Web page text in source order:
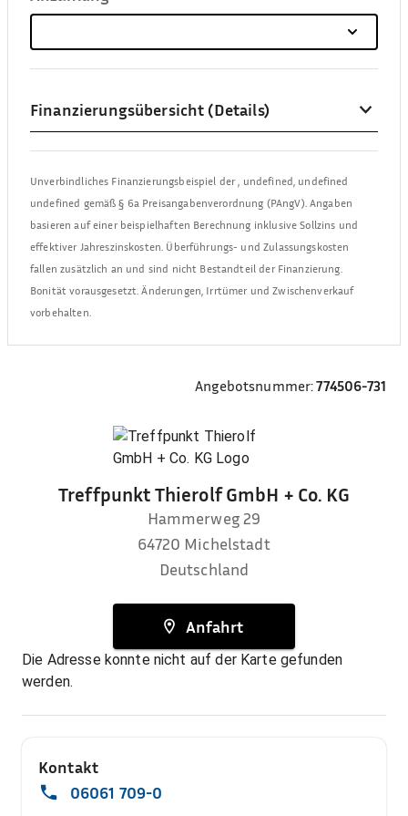
Finanzierungsübersicht (Details)
Unverbindliches Finanzierungsbeispiel der, undefined, undefined
undefined gemäß § 6a Preisangabenverordnung (PAngV). Angaben
basieren auf einer beispielhaften Berechnung inklusive Sollzins und
effektiver Jahreszinskosten. Überführungs- und Zulassungskosten
fallen zusätzlich an und sind nicht Bestandteil der Finanzierung.
Bonität vorausgesetzt. Änderungen, Irrtümer und Zwischenverkauf
vorbehalten.
Angebotsnummer:774506-731
Treffpunkt Thierolf GmbH + Co. KG
Hammerweg 29
64720 Michelstadt
Deutschland
Anfahrt
Die Adresse konnte nicht auf der Karte gefunden
werden.
Kontakt
06061 709-0